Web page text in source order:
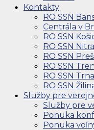
Kontakty
RO SSN
Centrála v
RO SSN
RO SSN Nitra
RO SSN
RO SSN
RO SSN
RO SSN
Služby pre
Služby pre
Ponuka
Ponuka